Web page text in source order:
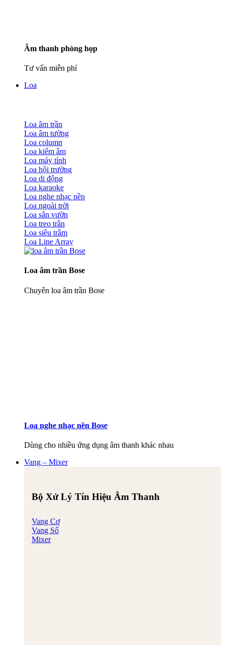
Âm thanh phòng họp
Tư vấn miễn phí
Loa
Loa âm trần
Loa âm tường
Loa column
Loa kiểm âm
Loa máy tính
Loa hội trường
Loa di động
Loa karaoke
Loa nghe nhạc nền
Loa ngoài trời
Loa sân vườn
Loa treo trần
Loa siêu trầm
Loa Line Array
Loa âm trần Bose
Chuyên loa âm trần Bose
Loa nghe nhạc nền Bose
Dùng cho nhiều ứng dụng âm thanh khác nhau
Vang – Mixer
Bộ Xử Lý Tín Hiệu Âm Thanh
Vang Cơ
Vang Số
Mixer